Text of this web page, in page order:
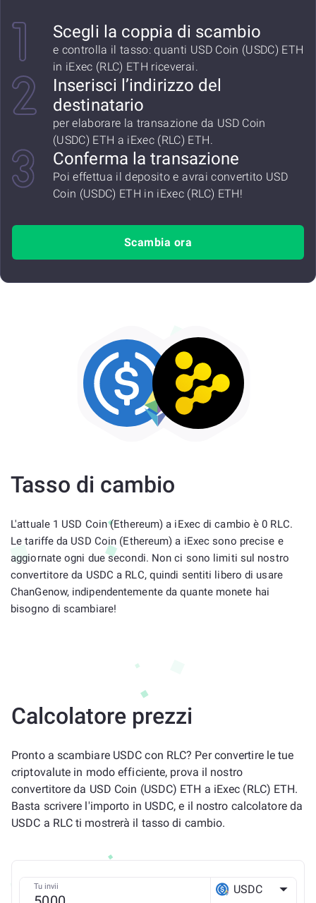
Scegli la coppia di scambio
e controlla il tasso: quanti USD Coin (USDC) ETH
in iExec (RLC) ETH riceverai.
Inserisci l’indirizzo del
destinatario
per elaborare la transazione da USD Coin
(USDC) ETH a iExec (RLC) ETH.
Conferma la transazione
Poi effettua il deposito e avrai convertito USD
Coin (USDC) ETH in iExec (RLC) ETH!
Scambia ora
Tasso di cambio
L'attuale 1 USD Coin (Ethereum) a iExec di cambio è 0 RLC.
Le tariffe da USD Coin (Ethereum) a iExec sono precise e
aggiornate ogni due secondi. Non ci sono limiti sul nostro
convertitore da USDC a RLC, quindi sentiti libero di usare
ChanGenow, indipendentemente da quante monete hai
bisogno di scambiare!
Calcolatore prezzi
Pronto a scambiare USDC con RLC? Per convertire le tue
criptovalute in modo efficiente, prova il nostro
convertitore da USD Coin (USDC) ETH a iExec (RLC) ETH.
Basta scrivere l'importo in USDC, e il nostro calcolatore da
USDC a RLC ti mostrerà il tasso di cambio.
Tu invii USDC